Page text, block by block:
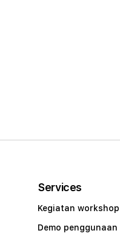
Services
Kegiatan workshop
Demo penggunaan